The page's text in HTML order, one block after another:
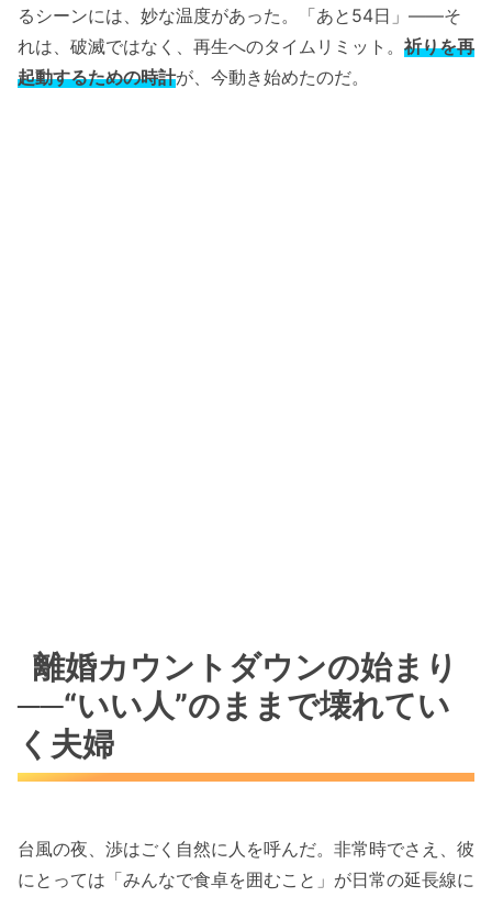
るシーンには、妙な温度があった。「あと54日」――そ
れは、破滅ではなく、再生へのタイムリミット。 祈りを再
起動するための時計が、今動き始めたのだ。
離婚カウントダウンの始まり
──“いい人”のままで壊れてい
く夫婦
台風の夜、渉はごく自然に人を呼んだ。非常時でさえ、彼
にとっては「みんなで食卓を囲むこと」が日常の延長線に